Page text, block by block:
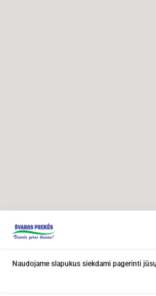
Naudojame slapukus siekdami pagerinti